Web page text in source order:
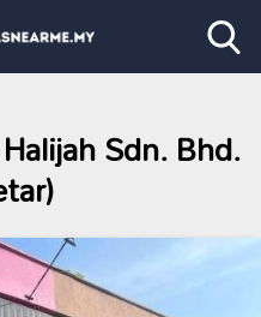
Sdn. Bhd.